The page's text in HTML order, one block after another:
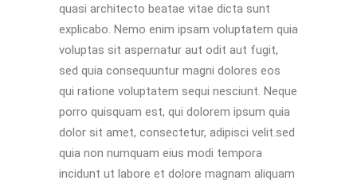
quasi architecto beatae vitae dicta sunt
explicabo. Nemo enim ipsam voluptatem quia
voluptas sit aspernatur aut odit aut fugit,
sed quia consequuntur magni dolores eos
qui ratione voluptatem sequi nesciunt. Neque
porro quisquam est, qui dolorem ipsum quia
dolor sit amet, consectetur, adipisci velit.sed
quia non numquam eius modi tempora
incidunt ut labore et dolore magnam aliquam